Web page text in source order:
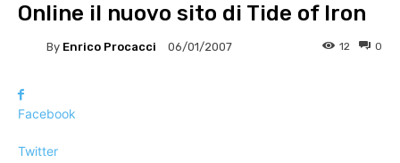
Online il nuovo sito di Tide of Iron
By Enrico Procacci 06/01/2007 0
12
Facebook
Twitter